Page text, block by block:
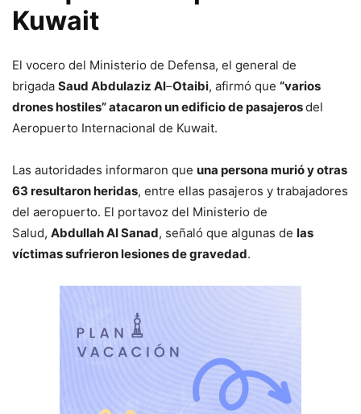
Kuwait
El vocero del Ministerio de Defensa, el general de
brigada Saud Abdulaziz Al–Otaibi, afirmó que “varios
drones hostiles” atacaron un edificio de pasajerosdel
Aeropuerto Internacional de Kuwait.
Las autoridades informaron que una persona murió y otras
63 resultaron heridas, entre ellas pasajeros y trabajadores
del aeropuerto. El portavoz del Ministerio de
Salud, Abdullah Al Sanad, señaló que algunas de las
víctimas sufrieron lesiones de gravedad.